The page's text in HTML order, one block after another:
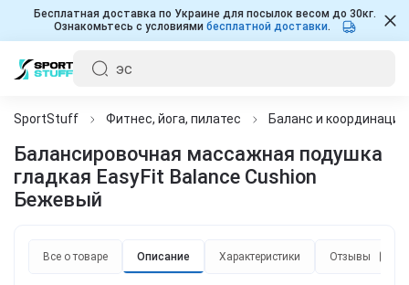
Бесплатная доставка по Украине для посылок весом до 30кг.
Ознакомьтесь с условиями бесплатной доставки.
SportStuff Фитнес, йога, пилатес Баланс и координация
Балансировочная массажная подушка
гладкая EasyFit Balance Cushion
Бежевый
Все о товаре Описание Характеристики Отзывы